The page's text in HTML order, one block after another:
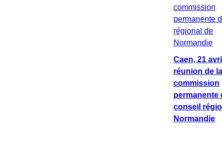
Caen, 21
réunion de la
commission
permanente
conseil
Normandie